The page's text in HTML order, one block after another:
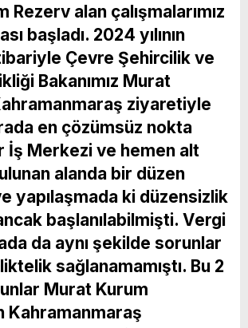
Rezerv alan çalışmalarımız
başladı. 2024 yılının
Çevre Şehircilik ve
Bakanımız Murat
ziyaretiyle
en çözümsüz nokta
İş Merkezi ve hemen alt
alanda bir düzen
yapılaşmada ki düzensizlik
başlanılabilmişti. Vergi
da aynı şekilde sorunlar
sağlanamamıştı. Bu 2
Murat Kurum
Kahramanmaraş